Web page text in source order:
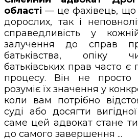
області — це фахівець, що
дорослих, так і
справедливість у
залучення до справ
батьківства, опіку
батьківських прав часто є
процесу. Він не просто
розуміє їх значення у
коли вам потрібно
суді або досягти
саме цей адвокат стане
до самого завершення ...